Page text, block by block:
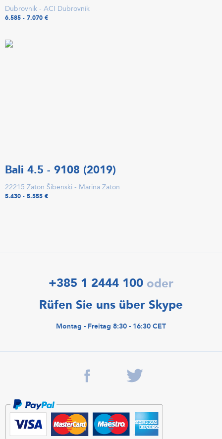
Dubrovnik - ACI Dubrovnik
6.585 - 7.070 €
Bali 4.5 - 9108 (2019)
22215 Zaton Šibenski - Marina Zaton
5.430 - 5.555 €
+385 1 2444 100 oder
Rüfen Sie uns über Skype
Montag - Freitag 8:30 - 16:30 CET